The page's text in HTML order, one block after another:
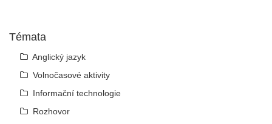
Témata
Anglický jazyk
Volnočasové aktivity
Informační technologie
Rozhovor